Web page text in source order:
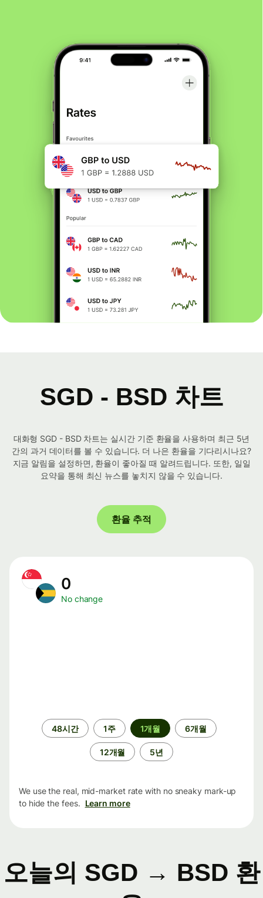
SGD - BSD 차트
대화형 SGD - BSD 차트는 실시간 기준 환율을 사용하며 최근 5년
간의 과거 데이터를 볼 수 있습니다. 더 나은 환율을 기다리시나요?
지금 알림을 설정하면, 환율이 좋아질 때 알려드립니다. 또한, 일일
요약을 통해 최신 뉴스를 놓치지 않을 수 있습니다.
환율 추적
0
No change
48시간 1주 1개월 6개월
12개월 5년
We use the real, mid-market rate with no sneaky mark-up
to hide the fees. Learn more
오늘의 SGD → BSD 환